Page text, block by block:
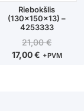
Riebokšlis
(130x150x13) –
4253333
21,00€
17,00€ +PVM